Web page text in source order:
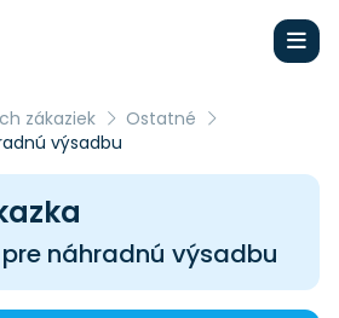
zákaziek
Ostatné
výsadbu
náhradnú výsadbu